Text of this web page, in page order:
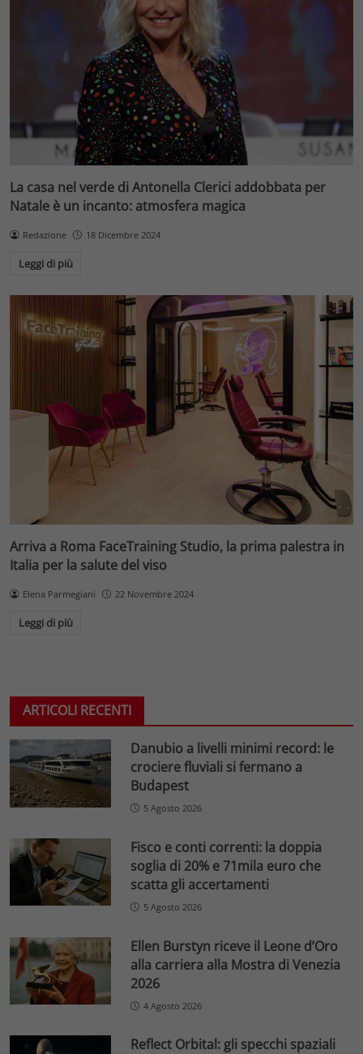
La casa nel verde di Antonella Clerici addobbata per
Natale è un incanto: atmosfera magica
Redazione 18 Dicembre 2024
Leggi di più
Arriva a Roma FaceTraining Studio, la prima palestra in
Italia per la salute del viso
Elena Parmegiani 22 Novembre 2024
Leggi di più
ARTICOLI RECENTI
Danubio a livelli minimi record: le
crociere fluviali si fermano a
Budapest
5 Agosto 2026
Fisco e conti correnti: la doppia
soglia di 20% e 71mila euro che
scatta gli accertamenti
5 Agosto 2026
Ellen Burstyn riceve il Leone d’Oro
alla carriera alla Mostra di Venezia
2026
4 Agosto 2026
Reflect Orbital: gli specchi spaziali